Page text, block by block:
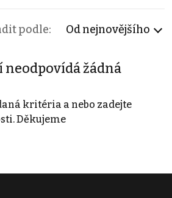
podle: Od nejnovějšího
neodpovídá žádná
kritéria a nebo zadejte
Děkujeme